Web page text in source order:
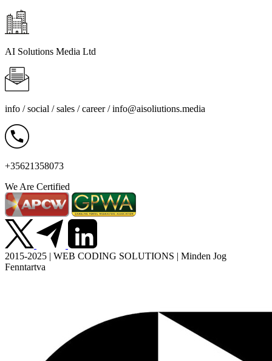
AI Solutions Media Ltd
info / social / sales / career /info@aisoliutions.media
+35621358073
We Are Certified
2015-2025 | WEB CODING SOLUTIONS | Minden Jog
Fenntartva